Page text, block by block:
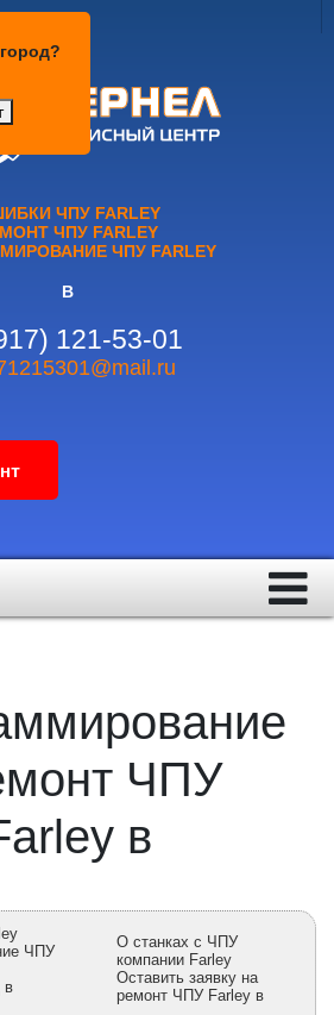
ЧПУ FARLEY
ЧПУ FARLEY
ЧПУ FARLEY
В
121-53-01
ЧПУ
в
ЧПУ
в
О станках с ЧПУ
компании Farley
Оставить заявку на
ремонт ЧПУ Farley в